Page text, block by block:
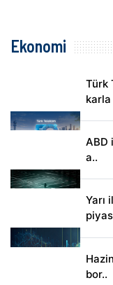
Ekonomi
Türk
karla
ABD
a..
Yarı
bor..